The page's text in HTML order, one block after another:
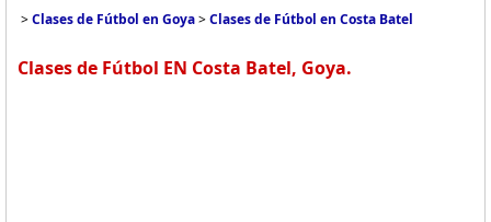
>Clases de Fútbol en Goya>Clases de Fútbol en Costa Batel
Clases de Fútbol EN Costa Batel, Goya.